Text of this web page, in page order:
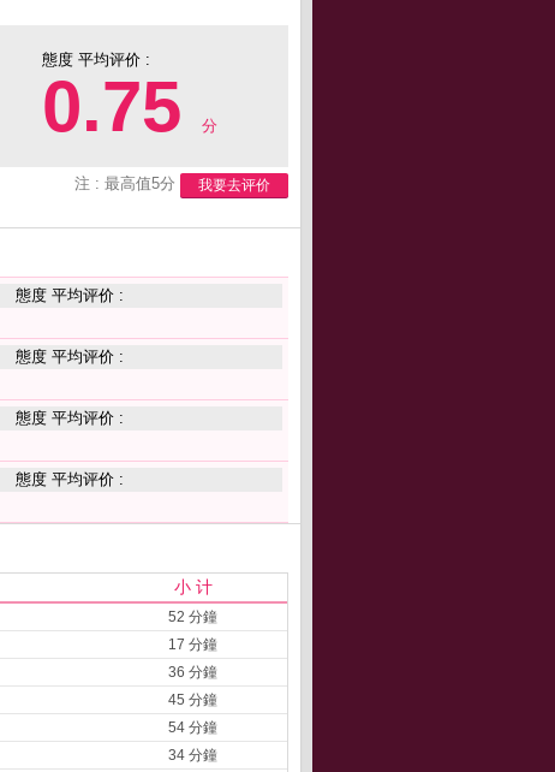
態度 平均评价 :
0.75 分
注 : 最高值5分 我要去评价
態度 平均评价 :
態度 平均评价 :
態度 平均评价 :
態度 平均评价 :
小 计
52 分鐘
17 分鐘
36 分鐘
45 分鐘
54 分鐘
34 分鐘